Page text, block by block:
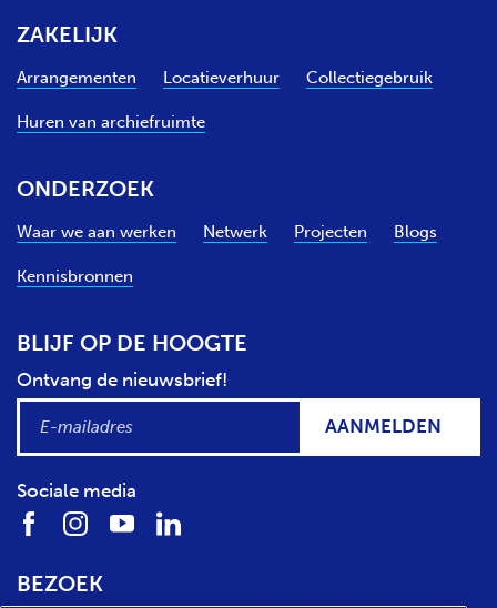
ZAKELIJK
Arrangementen Locatieverhuur Collectiegebruik
Huren van archiefruimte
ONDERZOEK
Waar we aan werken Netwerk Projecten Blogs
Kennisbronnen
BLIJF OP DE HOOGTE
Ontvang de nieuwsbrief!
AANMELDEN
Sociale media
BEZOEK